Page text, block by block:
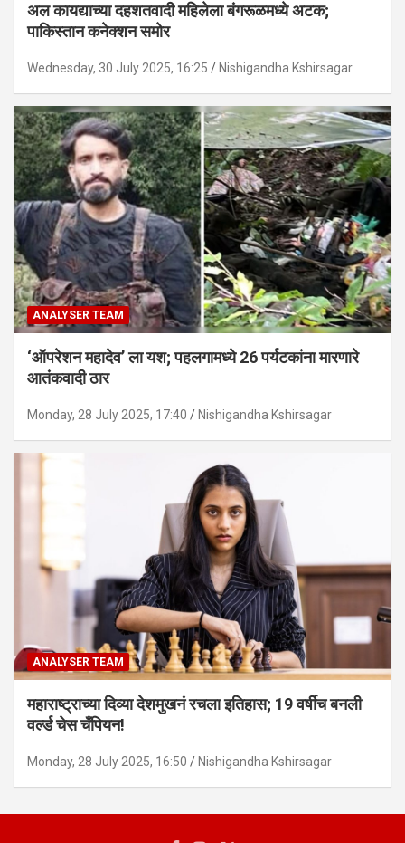
अल कायद्याच्या दहशतवादी महिलेला बंगरूळमध्ये अटक;
पाकिस्तान कनेक्शन समोर
Wednesday, 30 July 2025, 16:25 Nishigandha Kshirsagar
ANALYSER TEAM
‘ऑपरेशन महादेव’ ला यश; पहलगामध्ये 26 पर्यटकांना मारणारे
आतंकवादी ठार
Monday, 28 July 2025, 17:40 Nishigandha Kshirsagar
ANALYSER TEAM
महाराष्ट्राच्या दिव्या देशमुखनं रचला इतिहास; 19 वर्षीच बनली
वर्ल्ड चेस चँपियन!
Monday, 28 July 2025, 16:50 Nishigandha Kshirsagar